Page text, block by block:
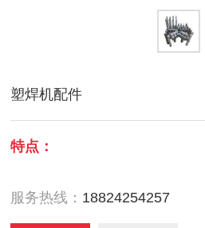
塑焊机配件
特点：
服务热线： 18824254257